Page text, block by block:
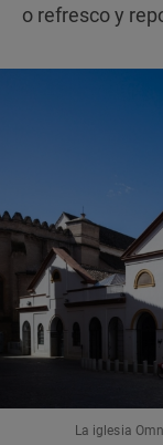
o refresco y
La iglesia